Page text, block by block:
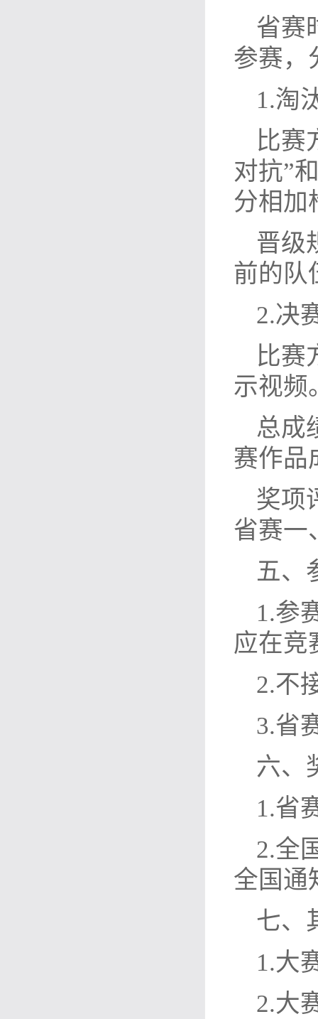
省赛
参赛，
1.淘
比赛
对抗”
分相加
晋级
前的队
2.决
比赛
示视频
总成
赛作品
奖项
省赛一
五、
1.参
应在竞
2.不
3.省
六、
1.省
2.全
全国通
七、
1.大
2.大